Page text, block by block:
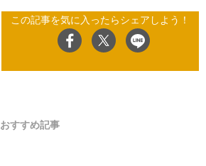
この記事を気に入ったらシェアしよう！
おすすめ記事